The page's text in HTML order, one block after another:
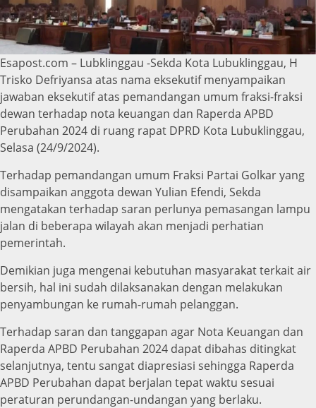
Esapost.com – Lubklinggau -Sekda Kota Lubuklinggau, H
Trisko Defriyansa atas nama eksekutif menyampaikan
jawaban eksekutif atas pemandangan umum fraksi-fraksi
dewan terhadap nota keuangan dan Raperda APBD
Perubahan 2024 di ruang rapat DPRD Kota Lubuklinggau,
Selasa (24/9/2024).
Terhadap pemandangan umum Fraksi Partai Golkar yang
disampaikan anggota dewan Yulian Efendi, Sekda
mengatakan terhadap saran perlunya pemasangan lampu
jalan di beberapa wilayah akan menjadi perhatian
pemerintah.
Demikian juga mengenai kebutuhan masyarakat terkait air
bersih, hal ini sudah dilaksanakan dengan melakukan
penyambungan ke rumah-rumah pelanggan.
Terhadap saran dan tanggapan agar Nota Keuangan dan
Raperda APBD Perubahan 2024 dapat dibahas ditingkat
selanjutnya, tentu sangat diapresiasi sehingga Raperda
APBD Perubahan dapat berjalan tepat waktu sesuai
peraturan perundangan-undangan yang berlaku.